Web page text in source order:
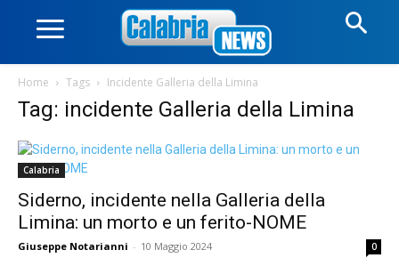
Home Tags Incidente Galleria della Limina
Tag: incidente Galleria della Limina
Calabria
Siderno, incidente nella Galleria della
Limina: un morto e un ferito-NOME
Giuseppe Notarianni - 10 Maggio 2024 0